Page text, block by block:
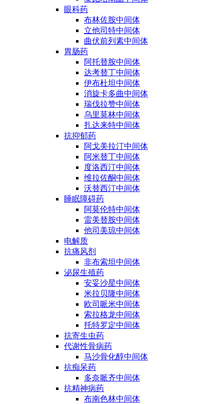
眼科药
布林佐胺中间体
立他司特中间体
曲伏前列素中间体
胃肠药
阿托替胺中间体
达考替丁中间体
伊布杜坦中间体
消旋卡多曲中间体
瑞伐拉赞中间体
乌里莫林中间体
扎达来特中间体
抗抑郁药
阿戈美拉汀中间体
阿米替丁中间体
度洛西汀中间体
维拉佐酮中间体
沃替西汀中间体
睡眠障碍药
阿莫伦特中间体
雷美替胺中间体
他司美琼中间体
电解质
抗痛风剂
非布索坦中间体
泌尿生殖药
安妥沙星中间体
米拉贝隆中间体
欧司哌米中间体
索拉格龙中间体
托特罗定中间体
抗寄生虫药
代谢性骨病药
马沙骨化醇中间体
抗痴呆药
多奈哌齐中间体
抗精神病药
布南色林中间体